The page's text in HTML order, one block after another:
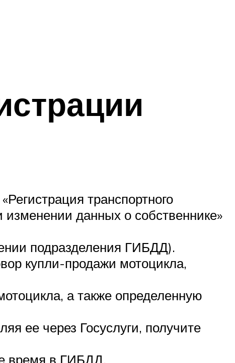
транспортного
данных о собственнике»
подразделения ГИБДД).
купли-продажи мотоцикла,
а также определенную
ее через Госуслуги, получите
время в ГИБДД.